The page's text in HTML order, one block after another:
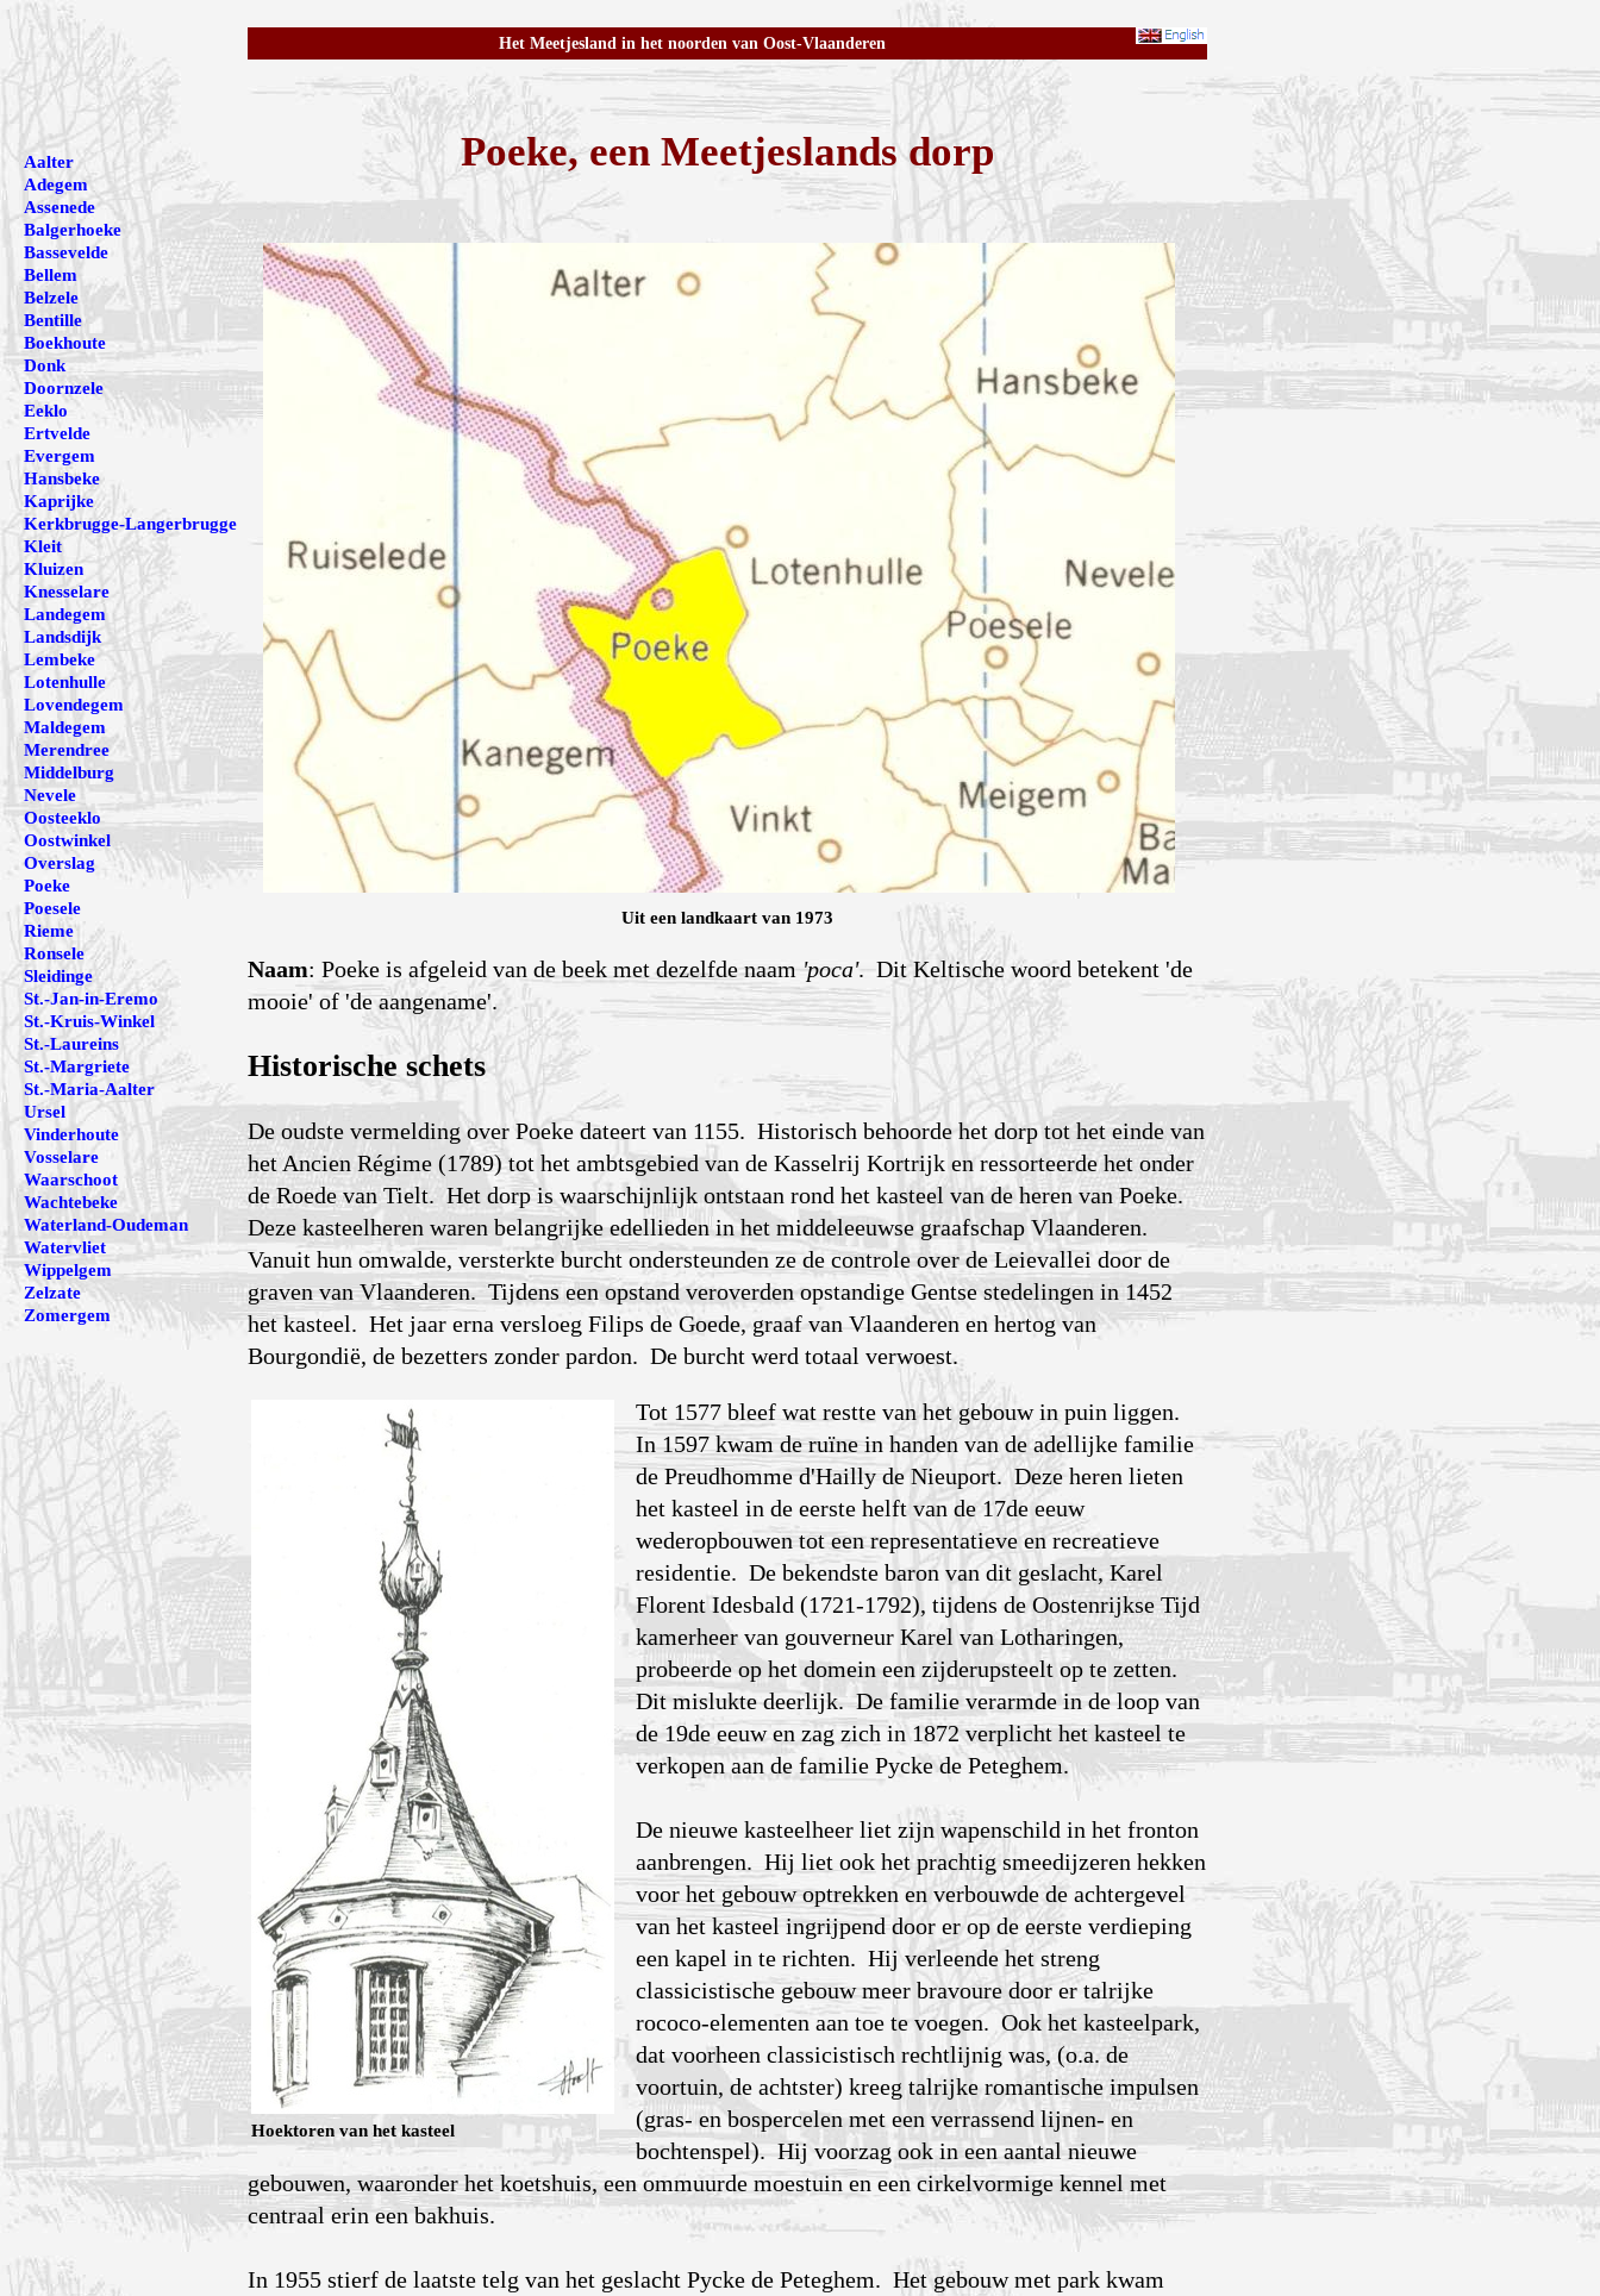
Het Meetjesland in het noorden van Oost-Vlaanderen
Poeke, een Meetjeslands dorp
Uit een landkaart van 1973
Naam: Poeke is afgeleid van de beek met dezelfde naam'poca'. Dit Keltische woord betekent 'de
mooie' of 'de aangename'.
Historische schets
De oudste vermelding over Poeke dateert van 1155. Historisch behoorde het dorp tot het einde van
het Ancien Régime (1789) tot het ambtsgebied van de Kasselrij Kortrijk en ressorteerde het onder
de Roede van Tielt. Het dorp is waarschijnlijk ontstaan rond het kasteel van de heren van Poeke.
Deze kasteelheren waren belangrijke edellieden in het middeleeuwse graafschap Vlaan­deren.
Vanuit hun omwalde, versterkte burcht ondersteunden ze de controle over de Leievallei door de
graven van Vlaanderen. Tijdens een opstand veroverden opstandige Gentse stedelingen in 1452
het kasteel. Het jaar erna versloeg Filips de Goede, graaf van Vlaanderen en hertog van
Bourgondië, de bezetters zonder pardon. De burcht werd totaal verwoest.
Hoektoren van het kasteel
Tot 1577 bleef wat restte van het gebouw in puin liggen.
In 1597 kwam de ruïne in handen van de adellijke familie
de Preudhomme d'Hailly de Nieuport. Deze heren lieten
het kasteel in de eerste helft van de 17de eeuw
wederopbouwen tot een representatieve en recreatieve
residentie. De bekendste baron van dit geslacht, Karel
Florent Idesbald (1721-1792), tijdens de Oostenrijkse Tijd
kamerheer van gouverneur Karel van Lotharingen,
probeerde op het domein een zijderupsteelt op te zetten.
Dit mislukte deerlijk. De familie verarmde in de loop van
de 19de eeuw en zag zich in 1872 verplicht het kasteel te
verkopen aan de familie Pycke de Peteghem.
De nieuwe kasteelheer liet zijn wapenschild in het fronton
aanbrengen. Hij liet ook het prachtig smeedijzeren hekken
voor het gebouw optrekken en verbouwde de achtergevel
van het kasteel ingrijpend door er op de eerste verdie­ping
een kapel in te richten. Hij verleende het streng
classicistische gebouw meer bravoure door er talrijke
rococo-elementen aan toe te voegen. Ook het kasteelpark,
dat voorheen classicistisch rechtlijnig was, (o.a. de
voortuin, de achtster) kreeg talrijke romantische impulsen
(gras- en bospercelen met een verrassend lijnen- en
bochtenspel). Hij voorzag ook in een aantal nieuwe
gebouwen, waaronder het koetshuis, een ommuurde moestuin en een cirkelvormige kennel met
centraal erin een bakhuis.
In 1955 stierf de laatste telg van het geslacht Pycke de Peteghem. Het gebouw met park kwam
Aalter
Adegem
Assenede
Balgerhoeke
Bassevelde
Bellem
Belzele
Bentille
Boekhoute
Donk
Doornzele
Eeklo
Ertvelde
Evergem
Hansbeke
Kaprijke
Kerkbrugge-Langerbrugge
Kleit
Kluizen
Knesselare
Landegem
Landsdijk
Lembeke
Lotenhulle
Lovendegem
Maldegem
Merendree
Middelburg
Nevele
Oosteeklo
Oostwinkel
Overslag
Poeke
Poesele
Rieme
Ronsele
Sleidinge
St.-Jan-in-Eremo
St.-Kruis-Winkel
St.-Laureins
St.-Margriete
St.-Maria-Aalter
Ursel
Vinderhoute
Vosselare
Waarschoot
Wachtebeke
Waterland-Oudeman
Watervliet
Wippelgem
Zelzate
Zomergem